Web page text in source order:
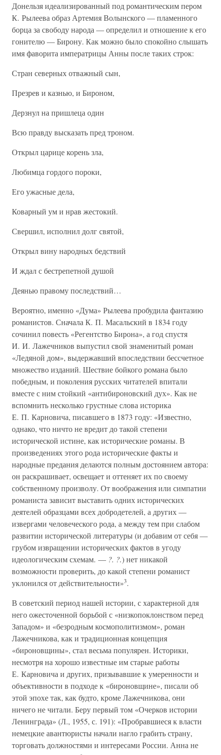
Донельзя идеализированный под романтическим пером
К. Рылеева образ Артемия Волынского — пламенного
борца за свободу народа — определил и отношение к его
гонителю — Бирону. Как можно было спокойно слышать
имя фаворита императрицы Анны после таких строк:
Стран северных отважный сын,
Презрев и казнью, и Бироном,
Дерзнул на пришлеца один
Всю правду высказать пред троном.
Открыл царице корень зла,
Любимца гордого пороки,
Его ужасные дела,
Коварный ум и нрав жестокий.
Свершил, исполнил долг святой,
Открыл вину народных бедствий
И ждал с бестрепетной душой
Деянью правому последствий…
Вероятно, именно «Дума» Рылеева пробудила фантазию
романистов. Сначала К. П. Масальский в 1834 году
сочинил повесть «Регентство Бирона», а год спустя
И. И. Лажечников выпустил свой знаменитый роман
«Ледяной дом», выдержавший впоследствии бессчетное
множество изданий. Шествие бойкого романа было
победным, и поколения русских читателей впитали
вместе с ним стойкий «антибироновский дух». Как не
вспомнить несколько грустные слова историка
Е. П. Карновича, писавшего в 1873 году: «Известно,
однако, что ничто не вредит до такой степени
исторической истине, как исторические романы. В
произведениях этого рода исторические факты и
народные предания делаются полным достоянием автора:
он раскрашивает, освещает и оттеняет их по своему
собственному произволу. От воображения или симпатии
романиста зависит выставить одних исторических
деятелей образцами всех добродетелей, а других —
извергами человеческого рода, а между тем при слабом
развитии исторической литературы (и добавим от себя —
грубом извращении исторических фактов в угоду
идеологическим схемам. — ?. ?.) нет никакой
возможности проверить, до какой степени романист
уклонился от действительности»3.
В советский период нашей истории, с характерной для
него ожесточенной борьбой с «низкопоклонством перед
Западом» и «безродным космополитизмом», роман
Лажечникова, как и традиционная концепция
«бироновщины», стал весьма популярен. Историки,
несмотря на хорошо известные им старые работы
Е. Карновича и других, призывавшие к умеренности и
объективности в подходе к «бироновщине», писали об
этой эпохе так, как будто, кроме Лажечникова, они
ничего не читали. Беру первый том «Очерков истории
Ленинграда» (Л., 1955, с. 191): «Пробравшиеся к власти
немецкие авантюристы начали нагло грабить страну,
торговать должностями и интересами России. Анна не